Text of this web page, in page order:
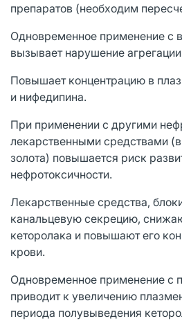
препаратов (необходим
Одновременное применение с
вызывает нарушение
Повышает концентрацию в
и нифедипина.
При применении с другими
лекарственными средствами
золота) повышается риск
нефротоксичности.
Лекарственные средства,
канальцевую секрецию,
кеторолака и повышают его
крови.
Одновременное применение с
приводит к увеличению
периода полувыведения